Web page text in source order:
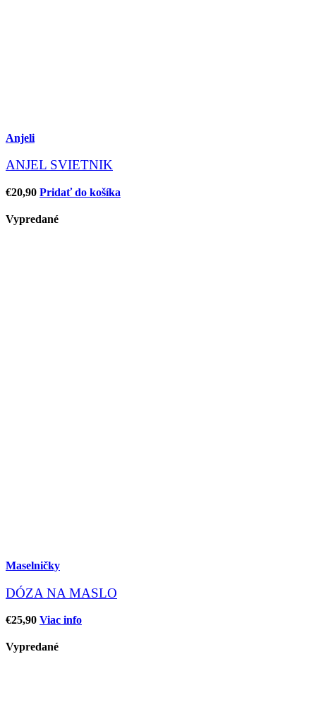
Anjeli
ANJEL SVIETNIK
€20,90 Pridať do košíka
Vypredané
Maselničky
DÓZA NA MASLO
€25,90 Viac info
Vypredané